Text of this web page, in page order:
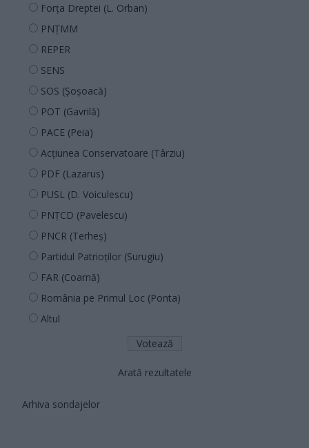
Forța Dreptei (L. Orban)
PNȚMM
REPER
SENS
SOS (Șoșoacă)
POT (Gavrilă)
PACE (Peia)
Acțiunea Conservatoare (Târziu)
PDF (Lazarus)
PUSL (D. Voiculescu)
PNȚCD (Pavelescu)
PNCR (Terheș)
Partidul Patrioților (Surugiu)
FAR (Coarnă)
România pe Primul Loc (Ponta)
Altul
Arată rezultatele
Arhiva sondajelor